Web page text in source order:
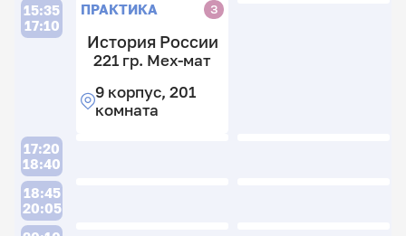
15:35
17:10
ПРАКТИКА З
История России
221 гр. Мех-мат
9 корпус, 201
комната
17:20
18:40
18:45
20:05